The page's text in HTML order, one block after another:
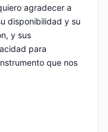
agradecer a
disponibilidad y su
y sus
para
que nos